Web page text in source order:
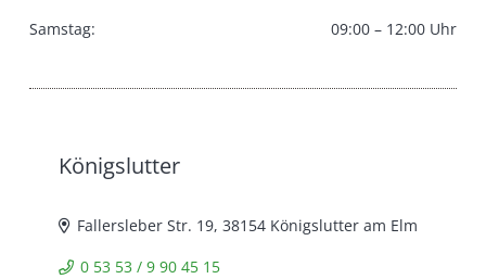
Samstag:
09:00 – 12:00 Uhr
Königslutter
Fallersleber Str. 19, 38154 Königslutter am Elm
0 53 53 / 9 90 45 15